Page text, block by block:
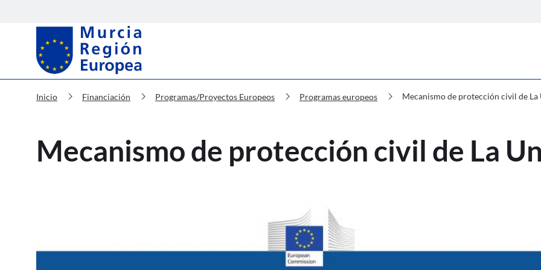
Murcia Región Europea Mecanismo de protección civil de La Unión
Inicio chevron_right Financiación chevron_right Programas/Proyectos Europeos chevron_right Programas europeos chevron_right Mecanismo de protección civil de La
Mecanismo de protección civil de La